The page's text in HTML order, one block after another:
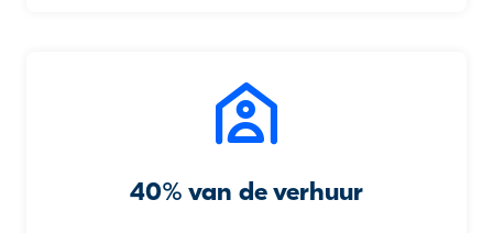
40% van de verhuur